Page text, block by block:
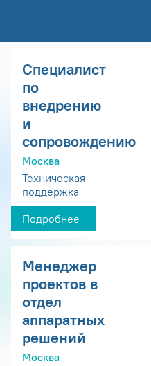
Специалист
по
внедрению
и
сопровождению
Москва
Техническая
поддержка
Подробнее
Менеджер
проектов в
отдел
аппаратных
решений
Москва